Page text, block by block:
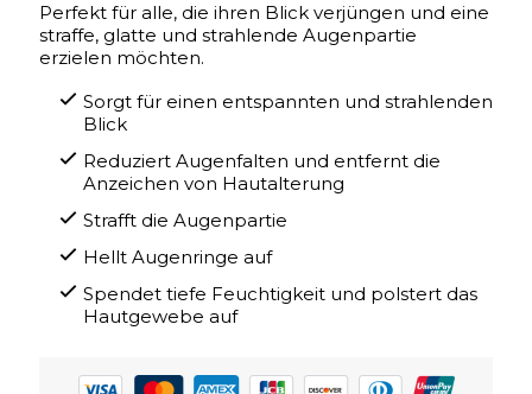
Perfekt für alle, die ihren Blick verjüngen und eine
straffe, glatte und strahlende Augenpartie
erzielen möchten.
Sorgt für einen entspannten und strahlenden
Blick
Reduziert Augenfalten und entfernt die
Anzeichen von Hautalterung
Strafft die Augenpartie
Hellt Augenringe auf
Spendet tiefe Feuchtigkeit und polstert das
Hautgewebe auf